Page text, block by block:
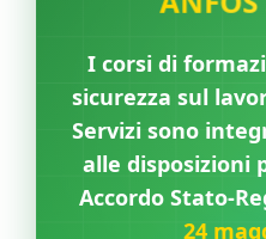
I corsi di
sicurezza sul
Servizi sono
alle disposizioni
Accordo Stato-
24